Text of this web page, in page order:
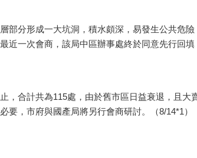
分形成一大坑洞，積水頗深，易發生公共危
近一次會商，該局中區辦事處終於同意先行回
合計共為115處，由於舊市區日益衰退，且大
要，市府與國產局將另行會商研討。（8/14*1）